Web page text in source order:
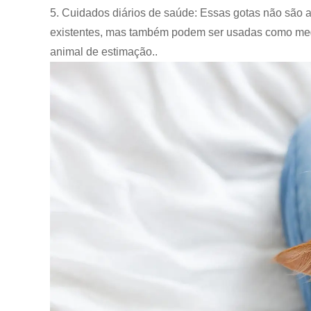
5. Cuidados diários de saúde: Essas gotas não são
existentes, mas também podem ser usadas como
animal de estimação..